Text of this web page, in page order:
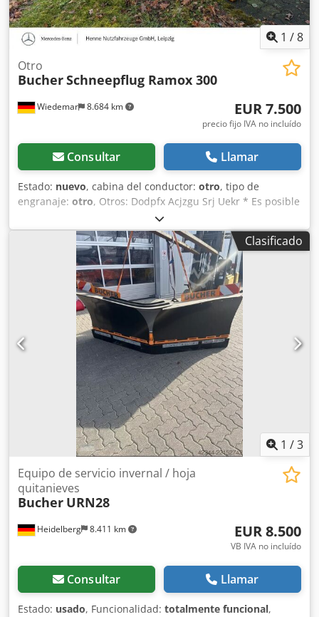
1 /8
Wiedemar 8.684 km
Otro
BucherSchneepflug Ramox 300
EUR 7.500
precio fijo IVA no incluído
Consultar Llamar
Estado: nuevo, cabina del conductor: otro, tipo de
engranaje: otro, Otros: Dodpfx Acjzgu Srj Uekr * Es posible
la toma en parte de pago y compra de vehículos y
maquinaria. * Precio de venta sin incluir transporte ni
entrega. * Sin responsabilidad por errores de impresión o
escritura. * Reservado el derecho a errores, cambios y
venta previa. * Oferta no vinculante. * Las fotos pueden
diferir. El precio corresponde al estado actual. * Todos los
datos sin garantía.
Clasificado
1 /3
Heidelberg 8.411 km
Equipo de servicio invernal / hoja
quitanieves
Bucher URN28
EUR 8.500
VB IVA no incluído
Consultar Llamar
Estado: usado, Funcionalidad: totalmente funcional,